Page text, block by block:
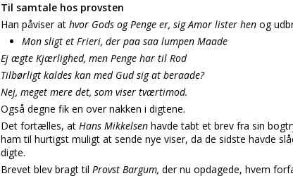
Til samtale hos provsten
Han påviser at hvor Gods og Penge er, sig Amor lister hen og
Mon sligt et Frieri, der paa saa lumpen Maade
Ej ægte Kjærlighed, men Penge har til Rod
Tilbørligt kaldes kan med Gud sig at beraade?
Nej, meget mere det, som viser tværtimod.
Også degne fik en over nakken i digtene.
Det fortælles, at Hans Mikkelsen havde tabt et brev fra sin
ham til hurtigst muligt at sende nye viser, da de sidste havde
digte.
Brevet blev bragt til Provst Bargum, der nu opdagede, hvem